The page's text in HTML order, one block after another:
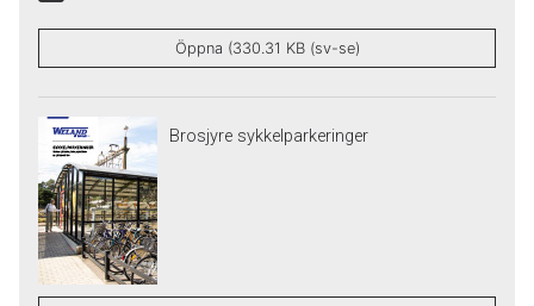
Öppna (330.31 KB (sv-se)
Brosjyre sykkelparkeringer